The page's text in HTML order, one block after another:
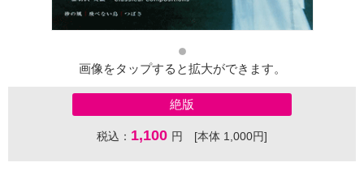
画像をタップすると拡大ができます。
絶版
税込： 1,100 円 [本体 1,000円]